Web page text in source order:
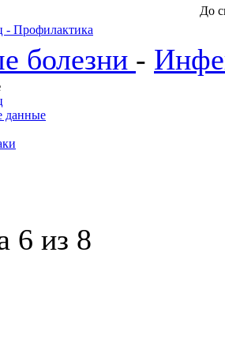
До
- Профилактика
болезни -
данные
6 из 8